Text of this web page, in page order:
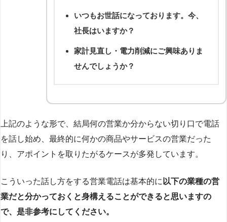
いつもお世話になっております。今、
社長はいますか？
家計見直し・電力削減にご興味ありま
せんでしょうか？
上記のような形で、結局何の営業か分からない切り口で電話
を話し始め、最終的に何かの商品やサービスの営業だった
り、アポイントを取りたがるケースが多発しています。
こういった話し方をする営業電話は基本的に 以下の業種の営
業だと分かっておくと身構えることができると思いますの
で、是非参考にしてください。